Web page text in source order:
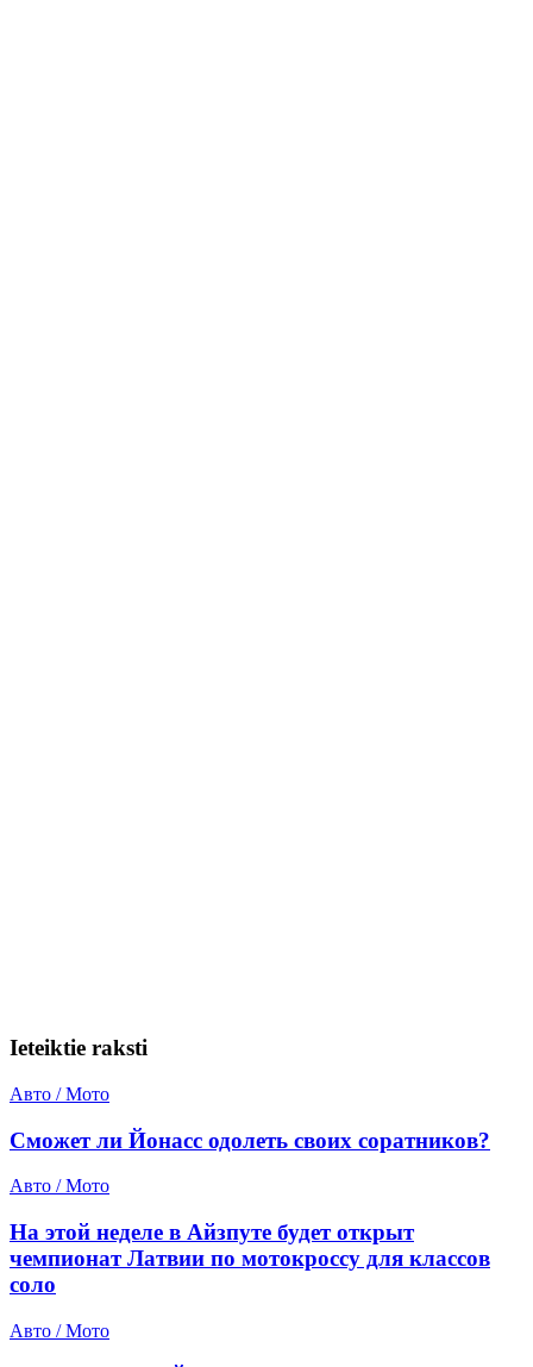
Ieteiktie raksti
Авто / Мото
Сможет ли Йонасс одолеть своих соратников?
Авто / Мото
На этой неделе в Айзпуте будет открыт
чемпионат Латвии по мотокроссу для классов
соло
Авто / Мото